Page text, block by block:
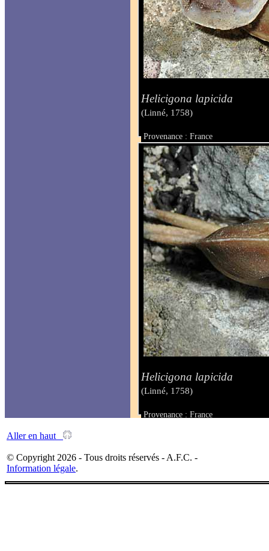
Helicigona lapicida
(Linné, 1758)
Provenance : France
Taille :
Helicigona lapicida
(Linné, 1758)
Provenance : France
Aller en haut
© Copyright 2026 - Tous droits réservés - A.F.C. -
Information légale.